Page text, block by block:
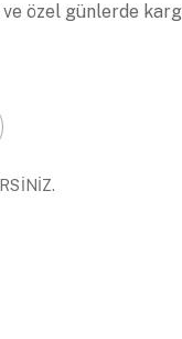
özel günlerde